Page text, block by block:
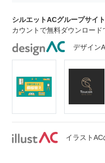
シルエットACグループサイ
カウントで無料ダウンロード
デザイン
イラスト